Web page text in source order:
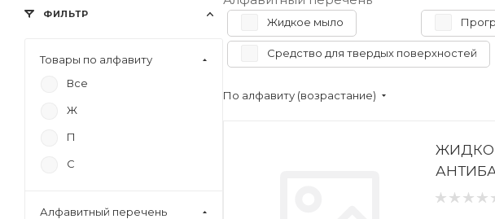
Жидкое мыло
Средство для твердых поверхностей
По алфавиту (возрастание)
ФИЛЬТР
Товары по алфавиту
Все
Ж
П
С
Алфавитный перечень